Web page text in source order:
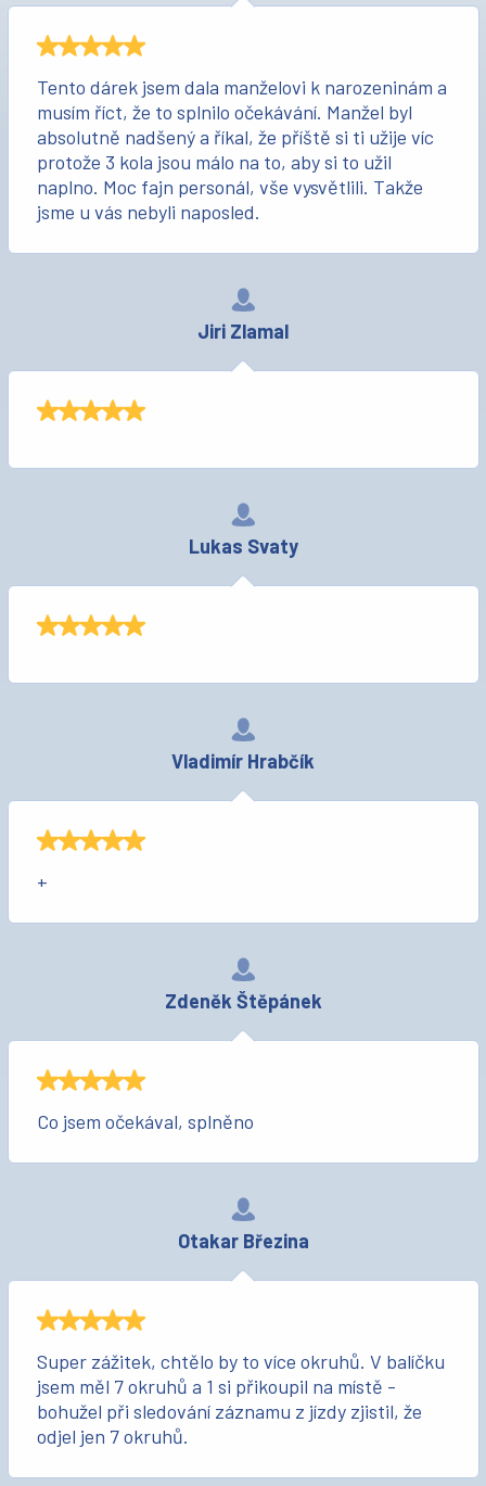
Tento dárek jsem dala manželovi k narozeninám a
musím říct, že to splnilo očekávání. Manžel byl
absolutně nadšený a říkal, že příště si ti užije víc
protože 3 kola jsou málo na to, aby si to užil
naplno. Moc fajn personál, vše vysvětlili. Takže
jsme u vás nebyli naposled.
Jiri Zlamal
Lukas Svaty
Vladimír Hrabčík
+
Zdeněk Štěpánek
Co jsem očekával, splněno
Otakar Březina
Super zážitek, chtělo by to více okruhů. V balíčku
jsem měl 7 okruhů a 1 si přikoupil na místě -
bohužel při sledování záznamu z jízdy zjistil, že
odjel jen 7 okruhů.